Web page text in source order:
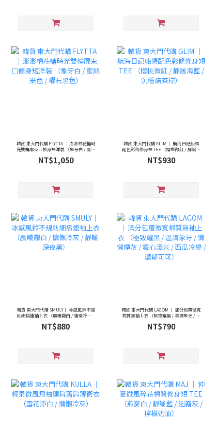
韓貨 東大門代購 FLYTTA ｜ 澎澎棉花糖時
光雙輪廓束口修身短洋裝 （象牙白 / 蜜絲
米色 / 曜石黑色）
NT$1,050
韓貨 東大門代購 GLIM ｜ 航海日記船領
配色彩條修身短 TEE （櫻桃微紅 / 靜謐海
藍 / 沉穩焙茶棕）
NT$930
韓貨 東大門代購 SMULY｜ 冰感風鈴不規
則細褶連袖上衣 （晨曦霧白 / 慵懶冷灰 /
靜謐深夜黑）
NT$880
韓貨 東大門代購 LAGOM ｜ 滿分包覆微寬
棉質無袖上衣 （極致耀黑 / 溫潤象牙 / 慵
懶煙灰 / 暖心淺米 / 西瓜冷綠 / 濃郁可
可）
NT$790